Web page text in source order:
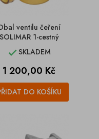
ventilu čeření
SOLIMAR 1-cestný
SKLADEM
Cena
1 200,00 Kč
DO KOŠÍKU